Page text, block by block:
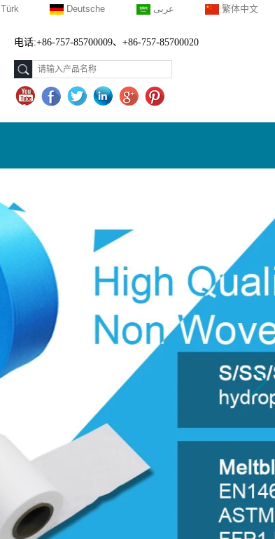
Türk Deutsche عربى 繁体中文
电话:+86-757-85700009、+86-757-85700020